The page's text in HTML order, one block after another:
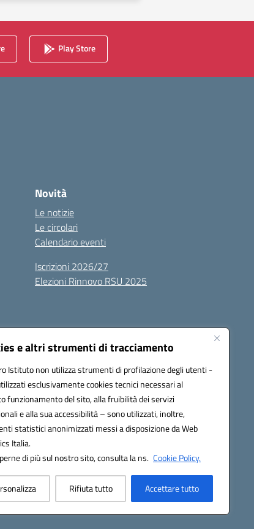
e altri strumenti di tracciamento
Istituto non utilizza strumenti di profilazione degli utenti -
esclusivamente cookies tecnici necessari al
funzionamento del sito, alla fruibilità dei servizi
e alla sua accessibilità – sono utilizzati, inoltre,
statistici anonimizzati messi a disposizione da Web
Italia.
di più sul nostro sito, consulta la ns. Cookie Policy.
Rifiuta tutto Accettare tutto
Play Store
Novità
Le notizie
Le circolari
Calendario eventi
Iscrizioni 2026/27
Elezioni Rinnovo RSU 2025